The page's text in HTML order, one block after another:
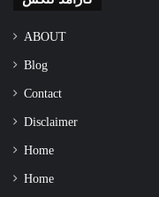
ABOUT
Blog
Contact
Disclaimer
Home
Home